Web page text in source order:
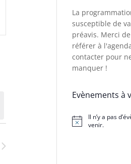
La
susceptible de
préavis. Merci
référer à
contacter pour
manquer !
Evènements à
Notice
Il n’y a pas
venir.